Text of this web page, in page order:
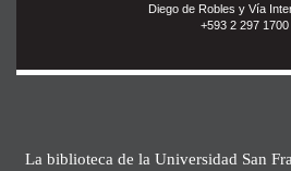
Diego de Robles y Vía
+593 2 297 1700
La biblioteca de la Universidad San